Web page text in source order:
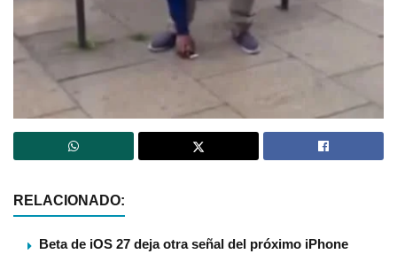
RELACIONADO:
Beta de iOS 27 deja otra señal del próximo iPhone